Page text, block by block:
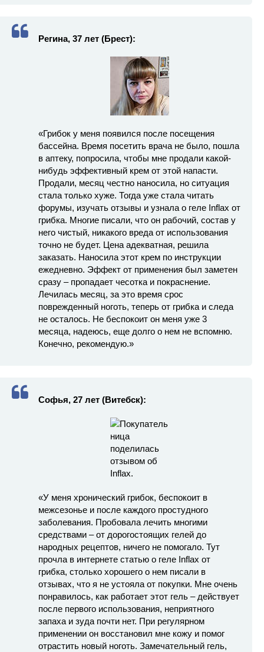
Регина, 37 лет (Брест):
«Грибок у меня появился после посещения
бассейна. Время посетить врача не было, пошла
в аптеку, попросила, чтобы мне продали какой-
нибудь эффективный крем от этой напасти.
Продали, месяц честно наносила, но ситуация
стала только хуже. Тогда уже стала читать
форумы, изучать отзывы и узнала о геле Inflax от
грибка. Многие писали, что он рабочий, состав у
него чистый, никакого вреда от использования
точно не будет. Цена адекватная, решила
заказать. Наносила этот крем по инструкции
ежедневно. Эффект от применения был заметен
сразу – пропадает чесотка и покраснение.
Лечилась месяц, за это время срос
поврежденный ноготь, теперь от грибка и следа
не осталось. Не беспокоит он меня уже 3
месяца, надеюсь, еще долго о нем не вспомню.
Конечно, рекомендую.»
Софья, 27 лет (Витебск):
«У меня хронический грибок, беспокоит в
межсезонье и после каждого простудного
заболевания. Пробовала лечить многими
средствами – от дорогостоящих гелей до
народных рецептов, ничего не помогало. Тут
прочла в интернете статью о геле Inflax от
грибка, столько хорошего о нем писали в
отзывах, что я не устояла от покупки. Мне очень
понравилось, как работает этот гель – действует
после первого использования, неприятного
запаха и зуда почти нет. При регулярном
применении он восстановил мне кожу и помог
отрастить новый ноготь. Замечательный гель,